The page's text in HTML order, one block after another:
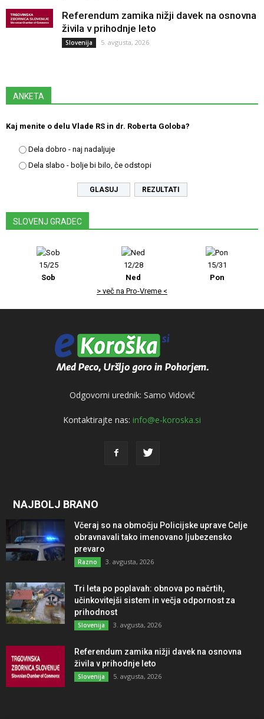
Referendum zamika nižji davek na osnovna
živila v prihodnje leto
Slovenija 5. avgusta, 2026
ANKETA
Kaj menite o delu Vlade RS in dr. Roberta Goloba?
Dela dobro - naj nadaljuje
Dela slabo - bolje bi bilo, če odstopi
REZULTATI
SLOVENJ GRADEC
15/25
Sob
12/28
Ned
15/31
Pon
> več na Pro-Vreme <
Odgovorni urednik: Samo Vidovič
Kontaktirajte nas: info@e-koroska.si
NAJBOLJ BRANO
Včeraj so na območju Policijske uprave Celje
obravnavali tako imenovano ljubezensko
prevaro
Razno 3. avgusta, 2026
Tri leta po poplavah: obnova po načrtih,
učinkovitejši sistem in večja odpornost za
prihodnost
Slovenija 3. avgusta, 2026
Referendum zamika nižji davek na osnovna
živila v prihodnje leto
Slovenija 5. avgusta, 2026